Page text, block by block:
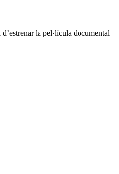
la pel·lícula documental